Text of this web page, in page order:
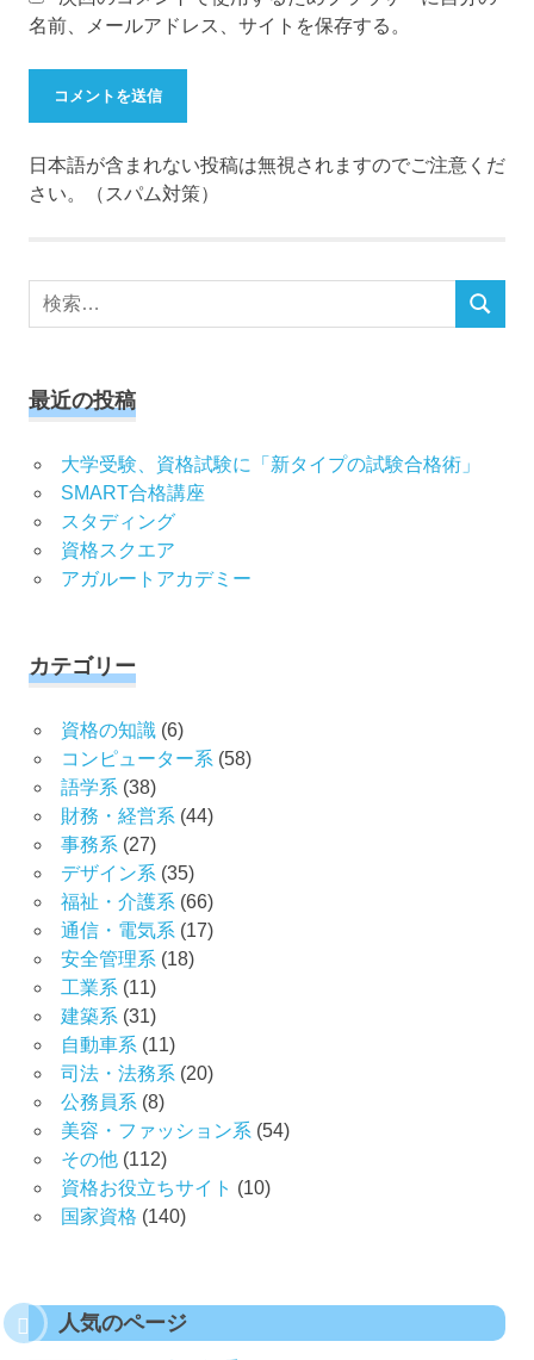
名前、メールアドレス、サイトを保存する。
日本語が含まれない投稿は無視されますのでご注意くだ
さい。（スパム対策）
検
検
最近の投稿
大学受験、資格試験に「新タイプの試験合格術」
SMART合格講座
スタディング
資格スクエア
アガルートアカデミー
カテゴリー
資格の知識(6)
コンピューター系(58)
語学系(38)
財務・経営系(44)
事務系(27)
デザイン系(35)
福祉・介護系(66)
通信・電気系(17)
安全管理系(18)
工業系(11)
建築系(31)
自動車系(11)
司法・法務系(20)
公務員系(8)
美容・ファッション系(54)
その他(112)
資格お役立ちサイト (10)
国家資格 (140)
人気のページ